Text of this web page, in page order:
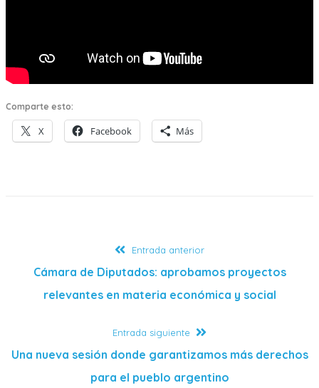
Comparte esto:
X Facebook Más
Entrada anterior
Cámara de Diputados: aprobamos proyectos
relevantes en materia económica y social
Entrada siguiente
Una nueva sesión donde garantizamos más derechos
para el pueblo argentino